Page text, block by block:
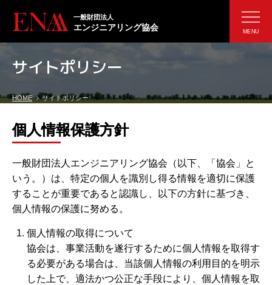
一般財団法人
エンジニアリング協会 MENU
サイトポリシー
HOME サイトポリシー
個人情報保護方針
一般財団法人エンジニアリング協会（以下、「協会」と
いう。）は、特定の個人を識別し得る情報を適切に保護
することが重要であると認識し、以下の方針に基づき、
個人情報の保護に努める。
個人情報の取得について
協会は、事業活動を遂行するために個人情報を取得す
る必要がある場合は、当該個人情報の利用目的を明示
した上で、適法かつ公正な手段により、個人情報を取